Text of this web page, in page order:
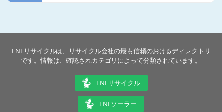
ENFリサイクルは、リサイクル会社の最も信頼のおけるディレクトリ
です。情報は、確認されカテゴリによって分類されています。
ENFリサイクル
ENFソーラー